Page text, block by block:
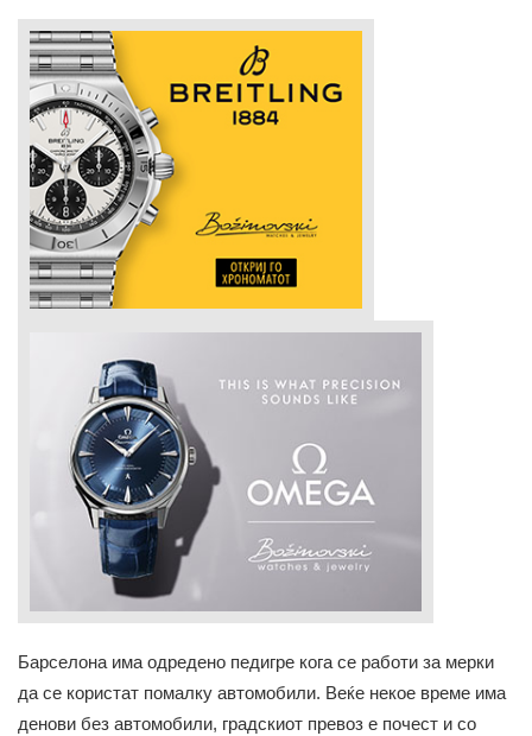
Барселона има одредено педигре кога се работи за мерки
да се користат помалку автомобили. Веќе некое време има
денови без автомобили, градскиот превоз е почест и со